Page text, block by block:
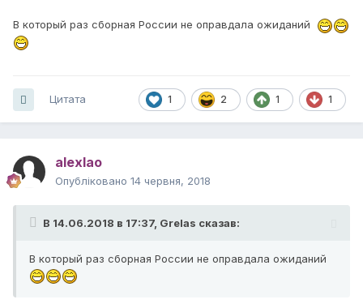
В который раз сборная России не оправдала ожиданий
1 2 1 1
Цитата
alexlao
Опубліковано 14 червня, 2018
В 14.06.2018 в 17:37, Grelas сказав:
В который раз сборная России не оправдала ожиданий